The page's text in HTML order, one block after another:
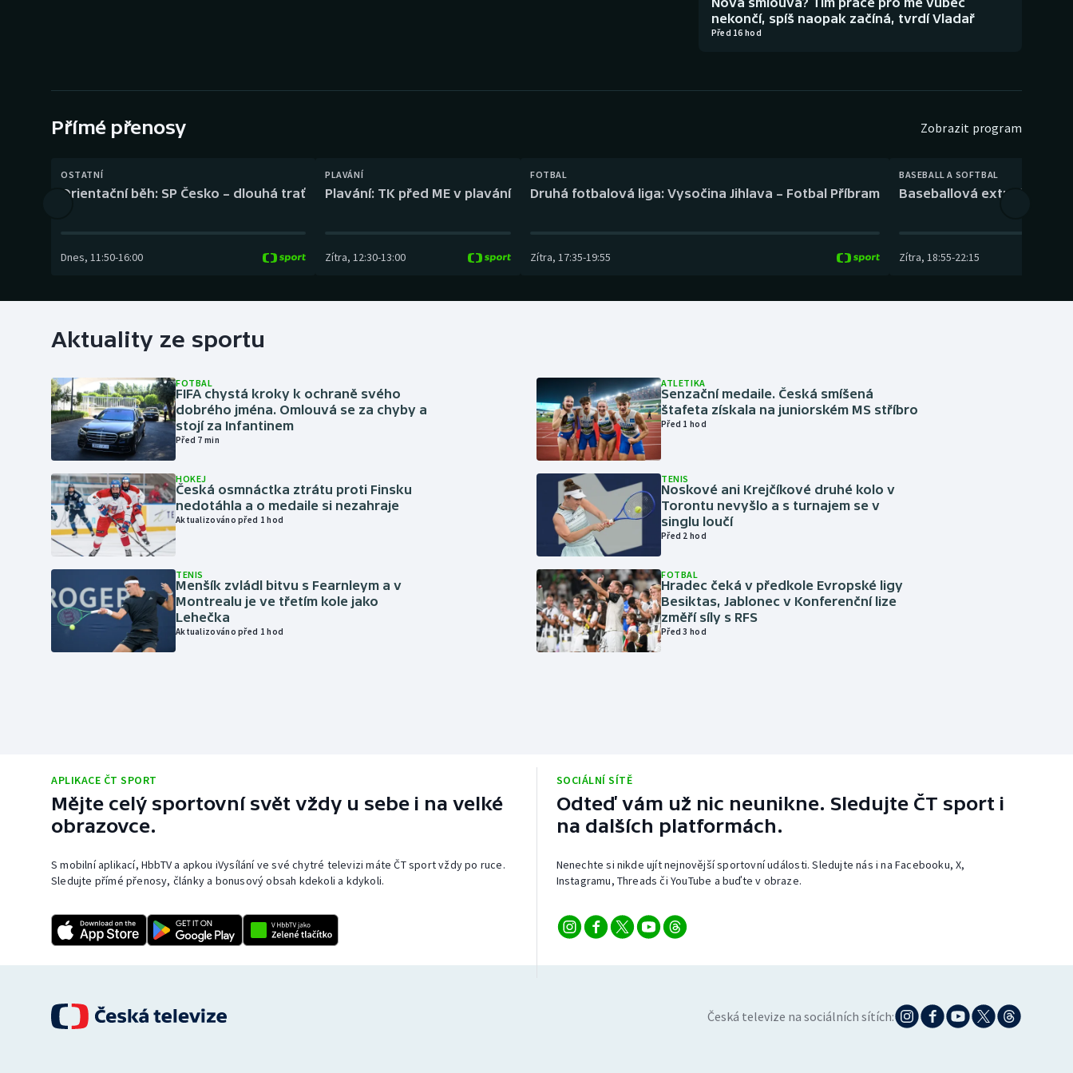
Gymnastika Plážový volejbal
nekončí, spíš naopak začíná, tvrdí Vladař
Před 16 hod
Přímé přenosy Zobrazit program
OSTATNÍ
Orientační běh: SP Česko – dlouhá trať
Dnes, 11:50-16:00
PLAVÁNÍ
Plavání: TK před ME v plavání
Zítra, 12:30-13:00
FOTBAL
Druhá fotbalová liga: Vysočina Jihlava – Fotbal Příbram
Zítra, 17:35-19:55
BASEBALL A SOFTBAL
Baseballová extraliga:
Zítra, 18:55-22:15
Aktuality ze sportu
FOTBAL
FIFA chystá kroky k ochraně svého
dobrého jména. Omlouvá se za chyby a
stojí za Infantinem
Před 7 min
HOKEJ
Česká osmnáctka ztrátu proti Finsku
nedotáhla a o medaile si nezahraje
Aktualizováno před 1 hod
TENIS
Menšík zvládl bitvu s Fearnleym a v
Montrealu je ve třetím kole jako
Lehečka
Aktualizováno před 1 hod
ATLETIKA
Senzační medaile. Česká smíšená
štafeta získala na juniorském MS stříbro
Před 1 hod
TENIS
Noskové ani Krejčíkové druhé kolo v
Torontu nevyšlo a s turnajem se v
singlu loučí
Před 2 hod
FOTBAL
Hradec čeká v předkole Evropské ligy
Besiktas, Jablonec v Konferenční lize
změří síly s RFS
Před 3 hod
APLIKACE ČT SPORT
Mějte celý sportovní svět vždy u sebe i na velké
obrazovce.
S mobilní aplikací, HbbTV a apkou iVysílání ve své chytré televizi máte ČT sport vždy po ruce.
Sledujte přímé přenosy, články a bonusový obsah kdekoli a kdykoli.
SOCIÁLNÍ SÍTĚ
Odteď vám už nic neunikne. Sledujte ČT sport i
na dalších platformách.
Nenechte si nikde ujít nejnovější sportovní události. Sledujte nás i na Facebooku, X,
Instagramu, Threads či YouTube a buďte v obraze.
Česká televize na sociálních sítích: